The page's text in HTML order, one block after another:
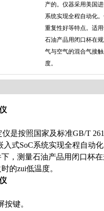
产的。仪器采用美国
系统实现全程自动化
重复性好等特点。适
石油产品用闭口杯在
气与空气的混合气接
度。
是按照国家及标准GB/T
式SoC系统实现全程自动
，测量石油产品用闭口杯
的zui低温度。
键。